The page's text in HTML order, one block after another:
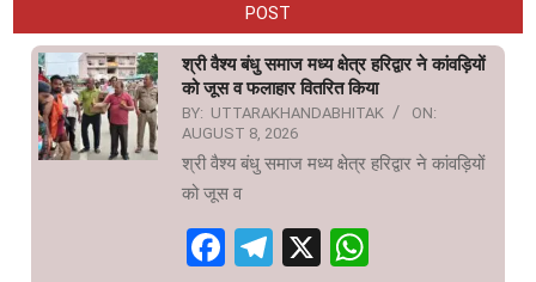
POST
श्री वैश्य बंधु समाज मध्य क्षेत्र हरिद्वार ने कांवड़ियों
को जूस व फलाहार वितरित किया
BY: UTTARAKHANDABHITAK
ON:
AUGUST 8, 2026
श्री वैश्य बंधु समाज मध्य क्षेत्र हरिद्वार ने कांवड़ियों
को जूस व
Facebook
Telegram
X